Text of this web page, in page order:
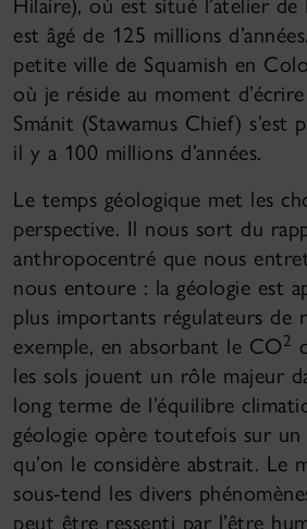
Hilaire), où est situé l’atelier de
est âgé de 125 millions
petite ville de Squamish en
où je réside au moment
Smánit (Stawamus Chief) s’est
il y a 100 millions d’années.
Le temps géologique met les
perspective. Il nous sort du
anthropocentré que nous
nous entoure : la géologie est
plus importants régulateurs de
exemple, en absorbant le CO2
les sols jouent un rôle majeur
long terme de l’équilibre
géologie opère toutefois sur un
qu’on le considère abstrait. Le
sous-tend les divers
peut être ressenti par l’être